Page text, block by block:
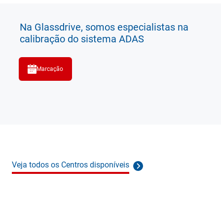
Na Glassdrive, somos especialistas na
calibração do sistema ADAS
Marcação
Veja todos os Centros disponíveis